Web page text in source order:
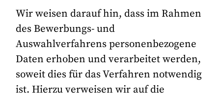
Wir weisen darauf hin, dass im Rahmen
des Bewerbungs- und
Auswahlverfahrens personenbezogene
Daten erhoben und verarbeitet werden,
soweit dies für das Verfahren notwendig
ist. Hierzu verweisen wir auf die